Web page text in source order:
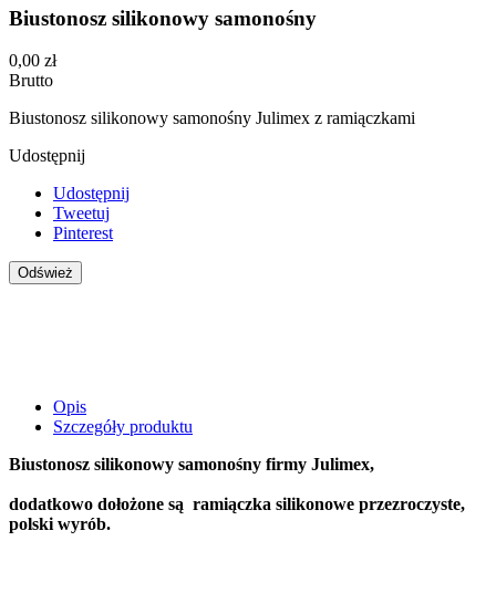
Biustonosz silikonowy samonośny
0,00 zł
Brutto
Biustonosz silikonowy samonośny Julimex z ramiączkami
Udostępnij
Udostępnij
Tweetuj
Pinterest
Opis
Szczegóły produktu
Biustonosz silikonowy samonośny firmy Julimex,
dodatkowo dołożone są ramiączka silikonowe przezroczyste,
polski wyrób.